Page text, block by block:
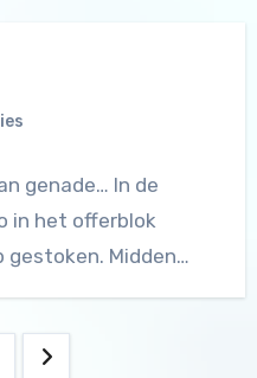
genade… In de
in het offerblok
gestoken. Midden…